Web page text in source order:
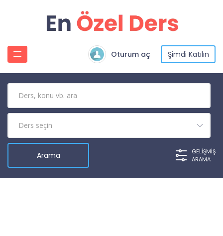
Oturum aç Şimdi Katılın
GELIŞMIŞ
ARAMA